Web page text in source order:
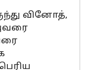
வினோத்,